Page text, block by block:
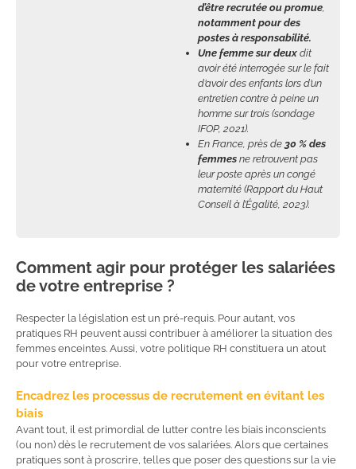
d’être recrutée ou promue,
notamment pour des
postes à responsabilité.
Une femme sur deux dit
avoir été interrogée sur le fait
d’avoir des enfants lors d’un
entretien contre à peine un
homme sur trois (sondage
IFOP, 2021).
En France, près de 30 % des
femmes ne retrouvent pas
leur poste après un congé
maternité (Rapport du Haut
Conseil à l’Égalité, 2023).
Comment agir pour protéger les salariées
de votre entreprise ?
Respecter la législation est un pré-requis. Pour autant, vos
pratiques RH peuvent aussi contribuer à améliorer la situation des
femmes enceintes. Aussi, votre politique RH constituera un atout
pour votre entreprise.
Encadrez les processus de recrutement en évitant les
biais
Avant tout, il est primordial de lutter contre les biais inconscients
(ou non) dès le recrutement de vos salariées. Alors que certaines
pratiques sont à proscrire, telles que poser des questions sur la vie